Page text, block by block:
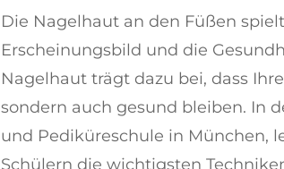
Die Nagelhaut an den Füßen
Erscheinungsbild und die
Nagelhaut trägt dazu bei, dass
sondern auch gesund bleiben. In
und Pediküreschule in München,
Schülern die wichtigsten